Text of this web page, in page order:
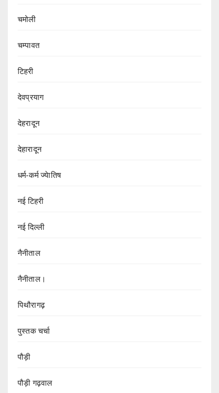
चमोली
चम्पावत
टिहरी
देवप्रयाग
देहरादून
देहारादून
धर्म-कर्म ज्येातिष
नई टिहरी
नई दिल्ली
नैनीताल
नैनीताल।
पिथौरागढ़
पुस्तक चर्चा
पौड़ी
पौड़ी गढ़वाल